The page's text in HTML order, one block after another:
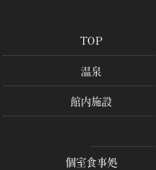
TOP
温泉
館内施設
個室食事処